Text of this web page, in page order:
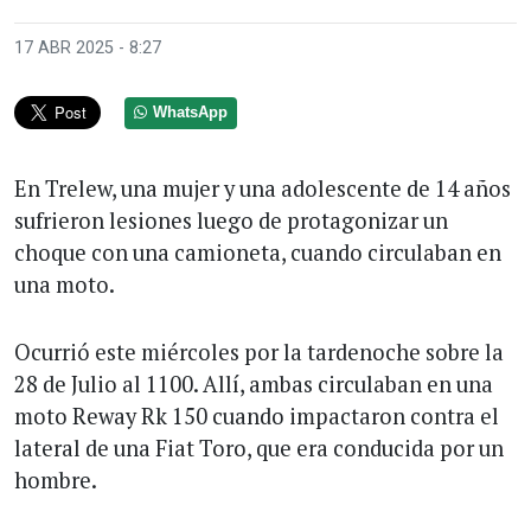
17 ABR 2025 - 8:27
WhatsApp
En Trelew, una mujer y una adolescente de 14 años
sufrieron lesiones luego de protagonizar un
choque con una camioneta, cuando circulaban en
una moto.
Ocurrió este miércoles por la tardenoche sobre la
28 de Julio al 1100. Allí, ambas circulaban en una
moto Reway Rk 150 cuando impactaron contra el
lateral de una Fiat Toro, que era conducida por un
hombre.